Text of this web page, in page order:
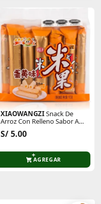
XIAOWANGZISnack De
Arroz Con Relleno Sabor A
Huevo
S/ 5.00
AGREGAR